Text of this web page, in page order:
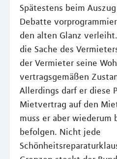
Spätestens beim
Debatte
den alten Glanz
die Sache des
der Vermieter seine
vertragsgemäßen
Allerdings darf er diese
Mietvertrag auf den
muss er aber wiederum
befolgen. Nicht jede